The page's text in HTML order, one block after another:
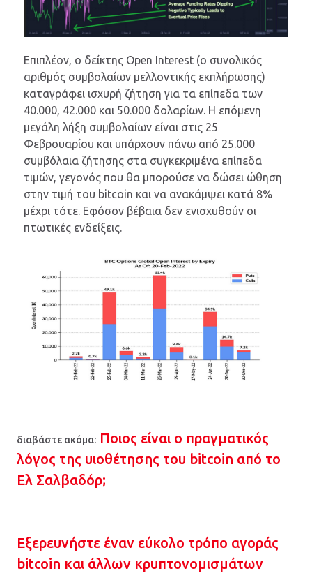
Επιπλέον, ο δείκτης Open Interest (ο συνολικός
αριθμός συμβολαίων μελλοντικής εκπλήρωσης)
καταγράφει ισχυρή ζήτηση για τα επίπεδα των
40.000, 42.000 και 50.000 δολαρίων. Η επόμενη
μεγάλη λήξη συμβολαίων είναι στις 25
Φεβρουαρίου και υπάρχουν πάνω από 25.000
συμβόλαια ζήτησης στα συγκεκριμένα επίπεδα
τιμών, γεγονός που θα μπορούσε να δώσει ώθηση
στην τιμή του bitcoin και να ανακάμψει κατά 8%
μέχρι τότε. Εφόσον βέβαια δεν ενισχυθούν οι
πτωτικές ενδείξεις.
διαβάστε ακόμα: Ποιος είναι ο πραγματικός
λόγος της υιοθέτησης του bitcoin από το
Ελ Σαλβαδόρ;
Εξερευνήστε έναν εύκολο τρόπο αγοράς
bitcoin και άλλων κρυπτονομισμάτων